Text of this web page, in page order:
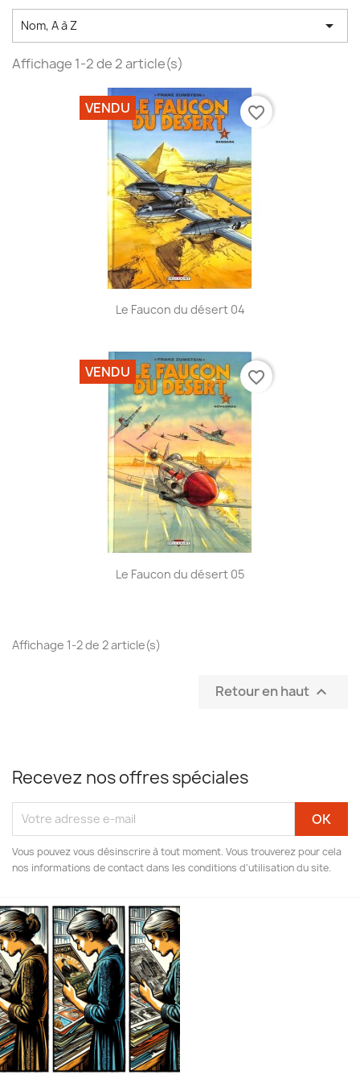
Nom, A à Z 
Affichage 1-2 de 2 article(s)
Le Faucon du désert 04
VENDU favorite_border
Le Faucon du désert 05
VENDU favorite_border
Affichage 1-2 de 2 article(s)
Retour en haut 
Recevez nos offres spéciales
Vous pouvez vous désinscrire à tout moment. Vous trouverez pour cela
nos informations de contact dans les conditions d'utilisation du site.